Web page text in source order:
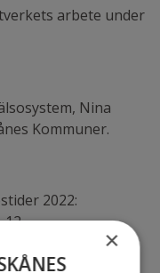
arbete under
Nina
Kommuner.
2022:
12.
×